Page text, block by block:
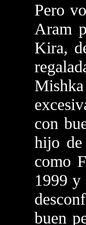
Pero
Aram
Kira,
con
hijo de
como
1999 y
buen